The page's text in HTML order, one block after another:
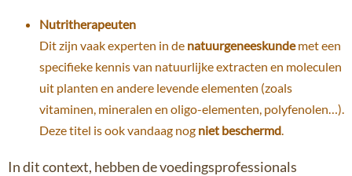
Nutritherapeuten
Dit zijn vaak experten in de natuurgeneeskundemet een
specifieke kennis van natuurlijke extracten en moleculen
uit planten en andere levende elementen (zoals
vitaminen, mineralen en oligo-elementen, polyfenolen…).
Deze titel is ook vandaag nog niet beschermd.
In dit context, hebben de voedingsprofessionals